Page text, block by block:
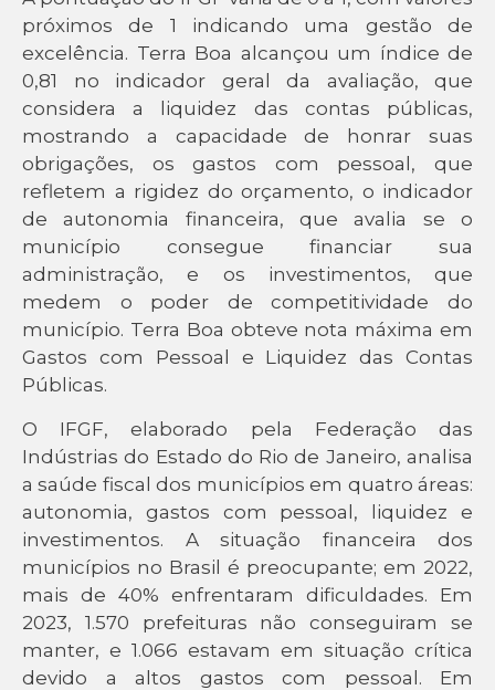
próximos de 1 indicando uma gestão de
excelência. Terra Boa alcançou um índice de
0,81 no indicador geral da avaliação, que
considera a liquidez das contas públicas,
mostrando a capacidade de honrar suas
obrigações, os gastos com pessoal, que
refletem a rigidez do orçamento, o indicador
de autonomia financeira, que avalia se o
município consegue financiar sua
administração, e os investimentos, que
medem o poder de competitividade do
município. Terra Boa obteve nota máxima em
Gastos com Pessoal e Liquidez das Contas
Públicas.
O IFGF, elaborado pela Federação das
Indústrias do Estado do Rio de Janeiro, analisa
a saúde fiscal dos municípios em quatro áreas:
autonomia, gastos com pessoal, liquidez e
investimentos. A situação financeira dos
municípios no Brasil é preocupante; em 2022,
mais de 40% enfrentaram dificuldades. Em
2023, 1.570 prefeituras não conseguiram se
manter, e 1.066 estavam em situação crítica
devido a altos gastos com pessoal. Em